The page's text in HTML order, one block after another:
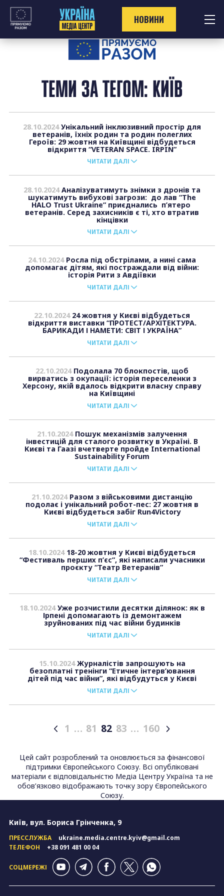
Перейти
контенту
НОВИНИ
ТЕМИ ЗА ТЕГОМ: КИЇВ
28.10.2024Унікальний інклюзивний простір для
ветеранів, їхніх родин та родин полеглих
Героїв: 29 жовтня на Київщині відбудеться
відкриття “VETERAN SPACE. IRPIN”
ЧИТАТИ ДАЛІ
28.10.2024Аналізуватимуть знімки з дронів та
шукатимуть вибухові загрози: до лав “The
HALO Trust Ukraine” приєднались п’ятеро
ветеранів. Серед захисників є ті, хто втратив
кінцівки
ЧИТАТИ ДАЛІ
24.10.2024Росла під обстрілами, а нині сама
допомагає дітям, які постраждали від війни:
історія Рити з Авдіївки
ЧИТАТИ ДАЛІ
22.10.202424 жовтня у Києві відбудеться
відкриття виставки “ПРОТЕСТ/АРХІТЕКТУРА.
БАРИКАДИ І НАМЕТИ: СВІТ І УКРАЇНА”
ЧИТАТИ ДАЛІ
22.10.2024Подолала 70 блокпостів, щоб
вирватись з окупації: історія переселенки з
Херсону, якій вдалось відкрити власну справу
на Київщині
ЧИТАТИ ДАЛІ
21.10.2024Пошук механізмів залучення
інвестицій для сталого розвитку в Україні. В
Києві та Гаазі вчетверте пройде International
Sustainability Forum
ЧИТАТИ ДАЛІ
21.10.2024Разом з військовими дистанцію
подолає і унікальний робот-пес: 27 жовтня в
Києві відбудеться забіг Run4Victory
ЧИТАТИ ДАЛІ
18.10.202418-20 жовтня у Києві відбудеться
“Фестиваль перших п’єс”, які написали учасники
проєкту “Театр Ветеранів”
ЧИТАТИ ДАЛІ
18.10.2024Уже розчистили десятки ділянок: як в
Ірпені допомагають із демонтажем
зруйнованих під час війни будинків
ЧИТАТИ ДАЛІ
15.10.2024Журналістів запрошують на
безоплатні тренінги “Етичне інтерв’ювання
дітей під час війни”, які відбудуться у Києві
ЧИТАТИ ДАЛІ
1 … 81 82 83 … 160
Цей сайт розроблений та оновлюється за фінансової
підтримки Європейського Союзу. Всі опубліковані
матеріали є відповідальністю Медіа Центру Україна та не
обов’язково відображають точку зору Європейського
Союзу.
Київ, вул. Бориса Грінченка, 9
ПРЕССЛУЖБА
ukraine.media.centre.kyiv@gmail.com
ТЕЛЕФОН
+38 091 481 00 04
СОЦМЕРЕЖІ